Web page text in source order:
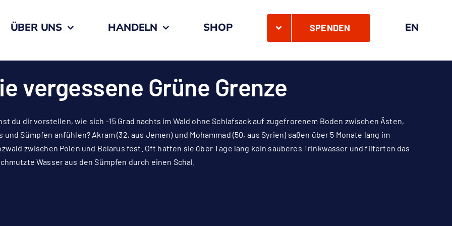
ÜBER UNS HANDELN SHOP SPENDEN EN
vergessene Grüne Grenze
du dir vorstellen, wie sich -15 Grad nachts im Wald ohne Schlafsack auf zugefrorenem Boden zwischen Ästen,
und Sümpfen anfühlen? Akram (32, aus Jemen) und Mohammad (50, aus Syrien) saßen über 5 Monate lang im
zwischen Polen und Belarus fest. Oft hatten sie über Tage lang kein sauberes Trinkwasser und filterten das
Wasser aus den Sümpfen durch einen Schal.